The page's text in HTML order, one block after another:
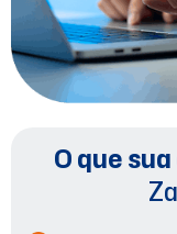
O que